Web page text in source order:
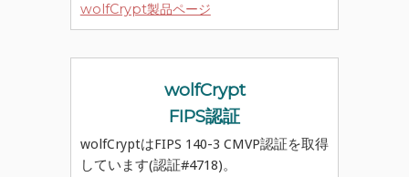
wolfCrypt製品ページ
wolfCrypt
FIPS認証
wolfCryptはFIPS 140-3 CMVP認証を取得
しています(認証#4718)。